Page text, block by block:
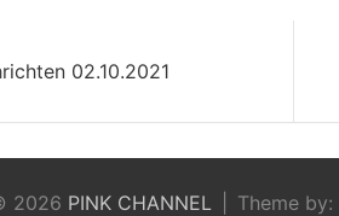
02.10.2021
2026 PINK CHANNEL Theme by: